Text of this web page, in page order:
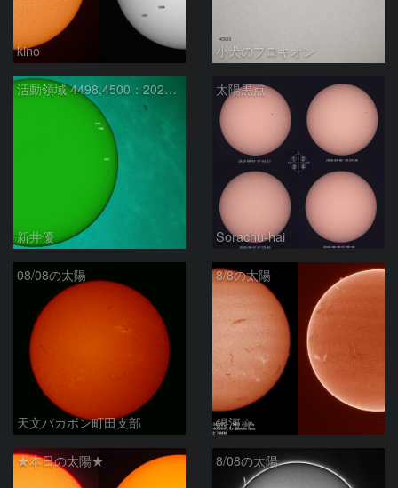
kino 小犬のプロキオン
活動領域 4498,4500：2026/08/08
新井優
太陽黒点
Sorachu-hai
08/08の太陽
天文バカボン町田支部
8/8の太陽
銀河☆
★本日の太陽★ 8/08の太陽